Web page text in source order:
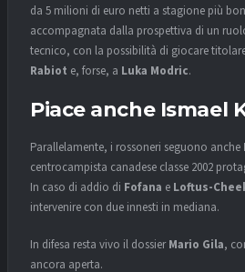
da 5 milioni di euro netti a stagione più
accompagnata dalla prospettiva di un
tecnico, con la possibilità di giocare
Rabiot e, forse, a Luka Modric.
Piace anche Ismael
Parallelamente, i rossoneri seguono anche
centrocampista canadese classe 2002
In caso di addio di Fofana e Loftus-
intervenire con due innesti in mediana.
In difesa resta vivo il dossierMario Gila,
ancora aperta.